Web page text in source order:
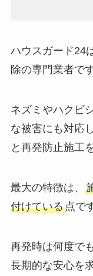
ハウスガード24
除の専門業者です
ネズミやハクビ
な被害にも対応
と再発防止施工
最大の特徴は、
付けている点で
再発時は何度で
長期的な安心を